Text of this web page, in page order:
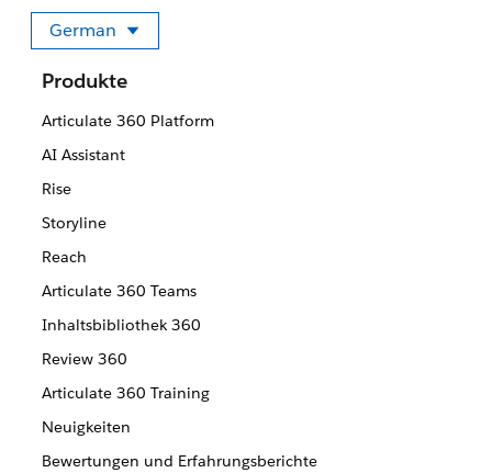
German
Sprache auswählen
Produkte
Articulate 360 Platform
AI Assistant
Rise
Storyline
Reach
Articulate 360 Teams
Inhaltsbibliothek 360
Review 360
Articulate 360 Training
Neuigkeiten
Bewertungen und Erfahrungsberichte